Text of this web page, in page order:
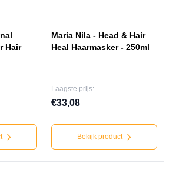
Hair
Maria Nila - Head & Hair
Heal Haarmasker - 250ml
Laagste prijs:
€33,08
Bekijk product